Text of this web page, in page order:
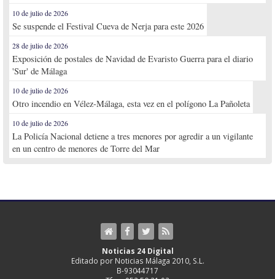
10 de julio de 2026
Se suspende el Festival Cueva de Nerja para este 2026
28 de julio de 2026
Exposición de postales de Navidad de Evaristo Guerra para el diario
'Sur' de Málaga
10 de julio de 2026
Otro incendio en Vélez-Málaga, esta vez en el polígono La Pañoleta
10 de julio de 2026
La Policía Nacional detiene a tres menores por agredir a un vigilante
en un centro de menores de Torre del Mar
Noticias 24 Digital
Editado por Noticias Málaga 2010, S.L.
B-93044717